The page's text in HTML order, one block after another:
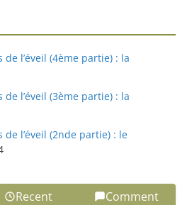
l’éveil (4ème partie) : la
l’éveil (3ème partie) : la
l’éveil (2nde partie) : le
Recent Comment